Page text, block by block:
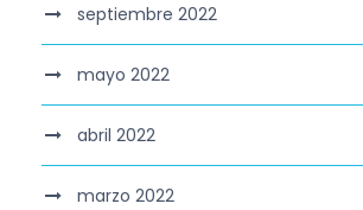
septiembre 2022
mayo 2022
abril 2022
marzo 2022